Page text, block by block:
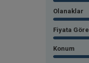
Olanaklar
Fiyata Göre
Konum